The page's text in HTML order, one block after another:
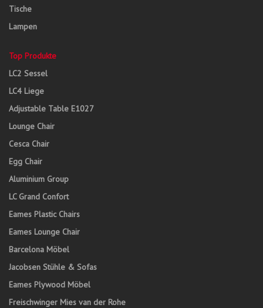
Tische
Lampen
Top Produkte
LC2 Sessel
LC4 Liege
Adjustable Table E1027
Lounge Chair
Cesca Chair
Egg Chair
Aluminium Group
LC Grand Confort
Eames Plastic Chairs
Eames Lounge Chair
Barcelona Möbel
Jacobsen Stühle & Sofas
Eames Plywood Möbel
Freischwinger Mies van der Rohe